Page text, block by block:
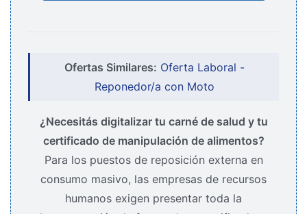
Ofertas Similares: Oferta Laboral -
Reponedor/a con Moto
¿Necesitás digitalizar tu carné de salud y tu
certificado de manipulación de alimentos?
Para los puestos de reposición externa en
consumo masivo, las empresas de recursos
humanos exigen presentar toda la